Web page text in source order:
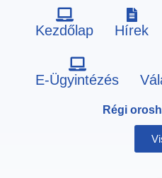
Kezdőlap Hírek
E-Ügyintézés
Régi